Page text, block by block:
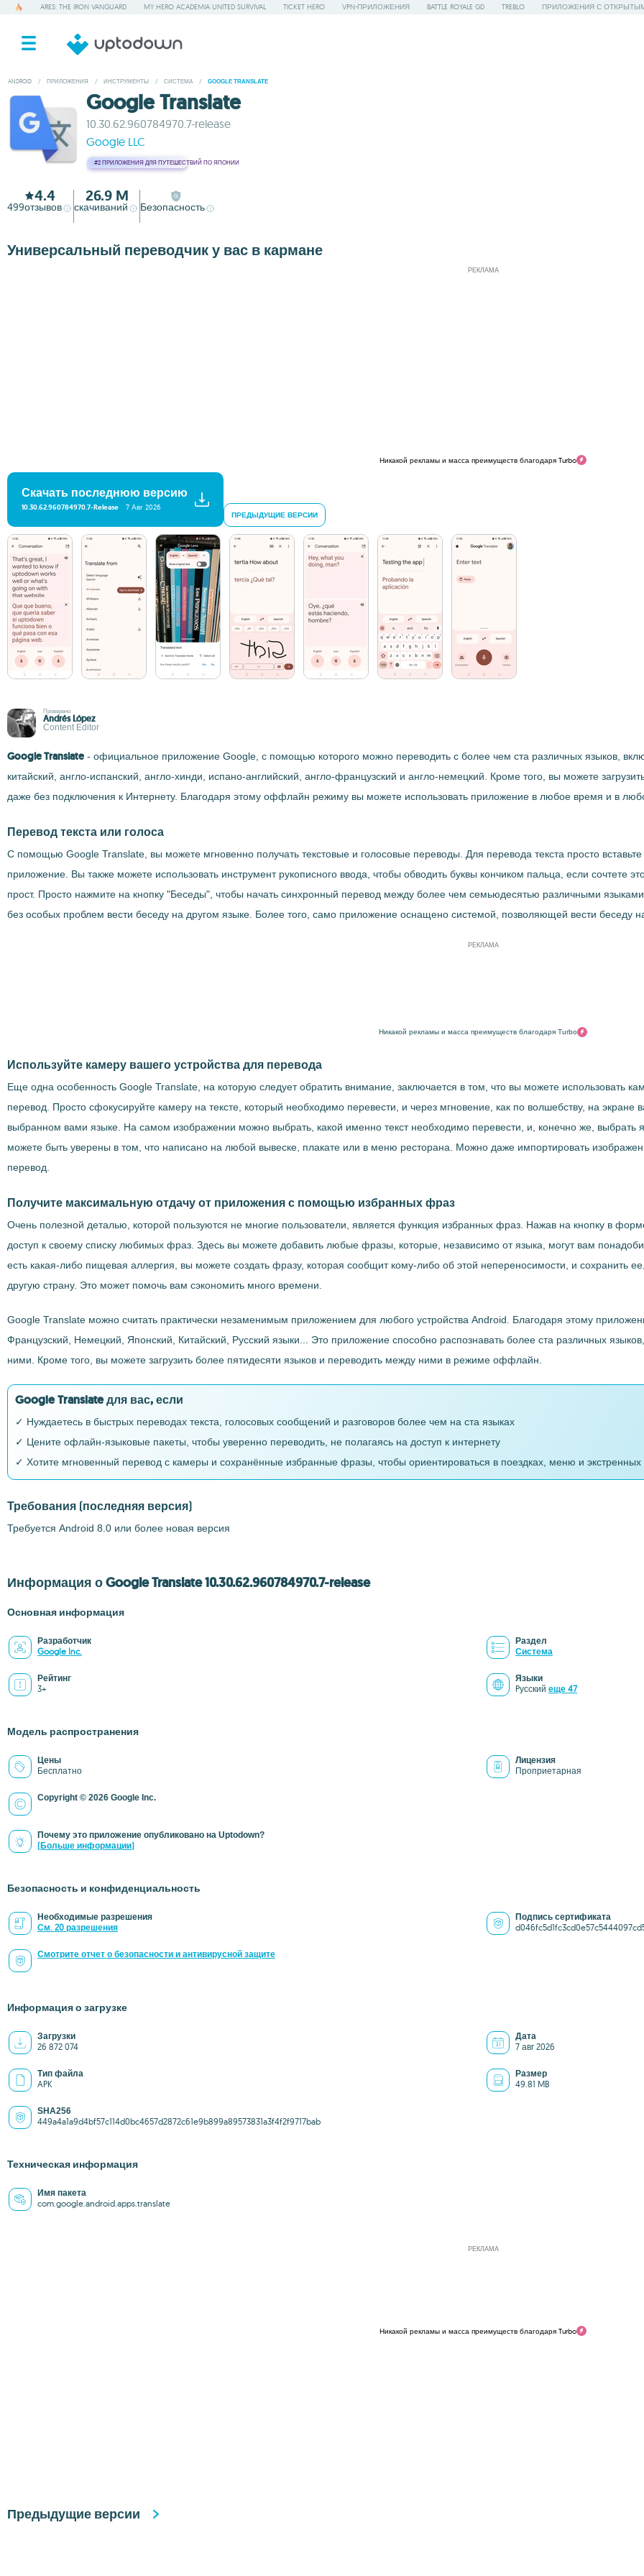
ARES: THE IRON VANGUARD MY HERO ACADEMIA UNITED SURVIVAL TICKET HERO VPN-ПРИЛОЖЕНИЯ BATTLE ROYALE GD TREBLO ПРИЛОЖЕНИЯ С
ANDROID / ПРИЛОЖЕНИЯ / ИНСТРУМЕНТЫ / СИСТЕМА / GOOGLE TRANSLATE
Google Translate
10.30.62.960784970.7-release
Google LLC
#2 ПРИЛОЖЕНИЯ ДЛЯ ПУТЕШЕСТВИЙ ПО ЯПОНИИ
4.4
499отзывов
26.9 M
скачиваний Безопасность
Универсальный переводчик у вас в кармане
РЕКЛАМА
Никакой рекламы и масса преимуществ благодаря Turbo
Скачать последнюю версию
10.30.62.960784970.7-Release 7 Авг 2026
ПРЕДЫДУЩИЕ ВЕРСИИ
Проверено
Andrés López
Content Editor
Google Translate - официальное приложение Google, с помощью которого можно переводить с более чем ста различных языков,
китайский, англо-испанский, англо-хинди, испано-английский, англо-французский и англо-немецкий. Кроме того, вы можете
даже без подключения к Интернету. Благодаря этому оффлайн режиму вы можете использовать приложение в любое время и в
Перевод текста или голоса
С помощью Google Translate, вы можете мгновенно получать текстовые и голосовые переводы. Для перевода текста просто
приложение. Вы также можете использовать инструмент рукописного ввода, чтобы обводить буквы кончиком пальца, если сочтете
прост. Просто нажмите на кнопку "Беседы", чтобы начать синхронный перевод между более чем семьюдесятью различными
без особых проблем вести беседу на другом языке. Более того, само приложение оснащено системой, позволяющей вести беседу
РЕКЛАМА
Никакой рекламы и масса преимуществ благодаря Turbo
Используйте камеру вашего устройства для перевода
Еще одна особенность Google Translate, на которую следует обратить внимание, заключается в том, что вы можете использовать
перевод. Просто сфокусируйте камеру на тексте, который необходимо перевести, и через мгновение, как по волшебству, на экране
выбранном вами языке. На самом изображении можно выбрать, какой именно текст необходимо перевести, и, конечно же, выбрать
можете быть уверены в том, что написано на любой вывеске, плакате или в меню ресторана. Можно даже импортировать
перевод.
Получите максимальную отдачу от приложения с помощью избранных фраз
Очень полезной деталью, которой пользуются не многие пользователи, является функция избранных фраз. Нажав на кнопку в
доступ к своему списку любимых фраз. Здесь вы можете добавить любые фразы, которые, независимо от языка, могут вам
есть какая-либо пищевая аллергия, вы можете создать фразу, которая сообщит кому-либо об этой непереносимости, и сохранить
другую страну. Это может помочь вам сэкономить много времени.
Google Translate можно считать практически незаменимым приложением для любого устройства Android. Благодаря этому
Французский, Немецкий, Японский, Китайский, Русский языки... Это приложение способно распознавать более ста различных
ними. Кроме того, вы можете загрузить более пятидесяти языков и переводить между ними в режиме оффлайн.
Google Translate для вас, если
✓ Нуждаетесь в быстрых переводах текста, голосовых сообщений и разговоров более чем на ста языках
✓ Цените офлайн-языковые пакеты, чтобы уверенно переводить, не полагаясь на доступ к интернету
✓ Хотите мгновенный перевод с камеры и сохранённые избранные фразы, чтобы ориентироваться в поездках, меню и экстренных
Требования (последняя версия)
Требуется Android 8.0 или более новая версия
Информация о Google Translate 10.30.62.960784970.7-release
Основная информация
Разработчик
Google Inc.
Раздел
Система
Рейтинг
3+
Языки
Pусский еще 47
Модель распространения
Цены
Бесплатно
Лицензия
Проприетарная
Copyright © 2026 Google Inc.
Почему это приложение опубликовано на Uptodown?
(Больше информации)
Безопасность и конфиденциальность
Необходимые разрешения
См. 20 разрешения
Подпись сертификата
Смотрите отчет о безопасности и антивирусной защите
Информация о загрузке
Загрузки
26 872 074
Дата
7 авг 2026
Тип файла
APK
Размер
49.81 MB
SHA256
449a4a1a9d4bf57c114d0bc4657d2872c61e9b899a89573831a3f4f2f9717bab
Техническая информация
Имя пакета
com.google.android.apps.translate
РЕКЛАМА
Никакой рекламы и масса преимуществ благодаря Turbo
Предыдущие версии